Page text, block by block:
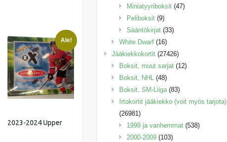
Ale!
2023-2024 Upper
Miniatyyriboksit (47)
Peliboksit (9)
Sääntökirjat (33)
White Dwarf (16)
Jääkiekkokortit (27426)
Boksit, muut sarjat (12)
Boksit, NHL (48)
Boksit, SM-Liiga (83)
Irtokortit jääkiekko (voit myös tarjota)
(26981)
1999 ja vanhemmat (538)
2000-2009 (103)